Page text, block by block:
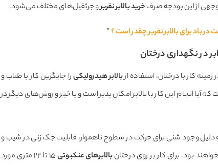
از این بودجه صرفخرید بالابر نفربرو جرثقیل‌های مختلف می‌­شود.
در باد برای بالابر نفربر چقدر است ؟ ”
در نگهداری درختان
کار با درختان، استفاده ازبالابر هیدرولیکیرا جایگزین کار با طناب و
انجام این کار با بالابر امکان پذیر است و یا خیر و روش‌های دیگر در
دلیل وجود شنی برای حرکت در سطوح ناهموار، قابلیت جک زنی در شیب و
بود. برای کار بر روی درختانبالابرهای عنکبوتی
۱۵ تا ۲۲ متری مورد